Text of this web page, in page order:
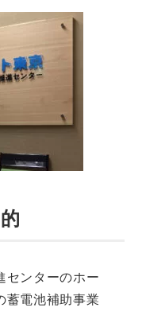
センターのホー
蓄電池補助事業